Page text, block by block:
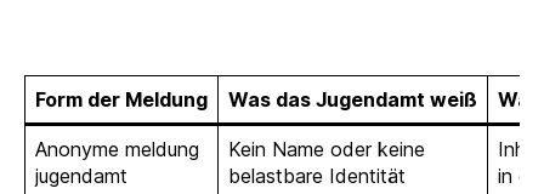
Form der Meldung Was das Jugendamt weiß
Anonyme meldung
jugendamt
Kein Name oder keine
belastbare Identität
in